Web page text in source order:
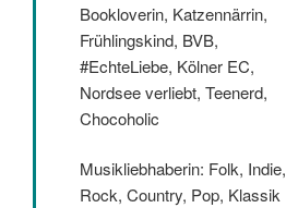
Bookloverin, Katzennärrin,
Frühlingskind, BVB,
#EchteLiebe, Kölner EC,
Nordsee verliebt, Teenerd,
Chocoholic
Musikliebhaberin: Folk, Indie,
Rock, Country, Pop, Klassik